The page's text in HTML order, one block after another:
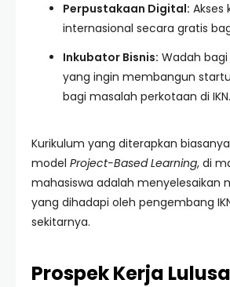
Perpustakaan Digital: Akses
internasional secara gratis
Inkubator Bisnis: Wadah
yang ingin membangun
bagi masalah perkotaan di IKN.
Kurikulum yang diterapkan
model Project-Based Learning, di
mahasiswa adalah menyelesaikan
yang dihadapi oleh pengembang
sekitarnya.
Prospek Kerja